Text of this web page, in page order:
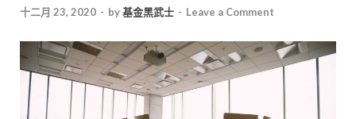
十二月 23, 2020 - by基金黑武士 - Leave a Comment